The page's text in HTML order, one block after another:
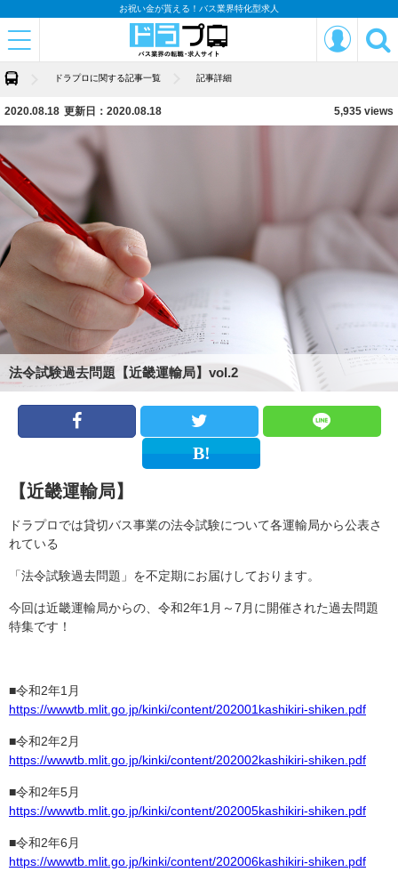
お祝い金が貰える！バス業界特化型求人
ドラプロに関する記事一覧 記事詳細
2020.08.18 更新日：2020.08.18 5,935 views
法令試験過去問題【近畿運輸局】vol.2
【近畿運輸局】
ドラプロでは貸切バス事業の法令試験について各運輸局から公表さ
れている
「法令試験過去問題」を不定期にお届けしております。
今回は近畿運輸局からの、令和2年1月～7月に開催された過去問題
特集です！
■令和2年1月
https://wwwtb.mlit.go.jp/kinki/content/202001kashikiri-shiken.pdf
■令和2年2月
https://wwwtb.mlit.go.jp/kinki/content/202002kashikiri-shiken.pdf
■令和2年5月
https://wwwtb.mlit.go.jp/kinki/content/202005kashikiri-shiken.pdf
■令和2年6月
https://wwwtb.mlit.go.jp/kinki/content/202006kashikiri-shiken.pdf